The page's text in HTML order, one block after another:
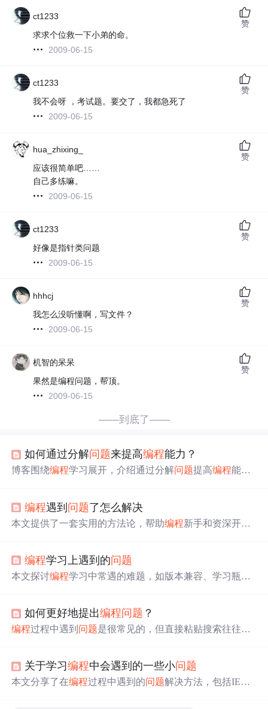
ct1233
求求个位救一下小弟的命。
2009-06-15
赞
ct1233
我不会呀 ，考试题。要交了，我都急死了
2009-06-15
赞
hua_zhixing_
应该很简单吧……
自己多练嘛。
2009-06-15
赞
ct1233
好像是指针类问题
2009-06-15
赞
hhhcj
我怎么没听懂啊，写文件？
2009-06-15
赞
机智的呆呆
果然是编程问题，帮顶。
2009-06-15
赞
——到底了——
如何通过分解问题来提高编程能力？
博客围绕编程学习展开，介绍通过分解问题提高编程能力
略，代码调试优化技巧，以及总结反思在
用和实施方法。
编程遇到 问题了怎么解决
本文提供了一套实用的方法论，帮助编程新手和资深开发
能力。
编程学习上遇到的问题
本文探讨编程学习中常遇的难题，如版本兼容、学习瓶
如何更好地提出编程问题 ？
编程过程中遇到 问题是很常见的，但直接粘贴搜索往往不
应清晰说明目标、错误发生情况、已尝试的解决办法、使
用的Python版本和操作系统，以及错误重现的条件。遵循
关于学习编程中会遇到的一些小问题
本文分享了在编程过程中遇到的问题解决方法，包括IE开